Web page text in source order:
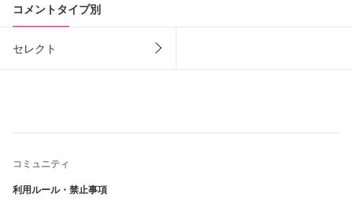
コメントタイプ別
セレクト
コミュニティ
利用ルール・禁止事項